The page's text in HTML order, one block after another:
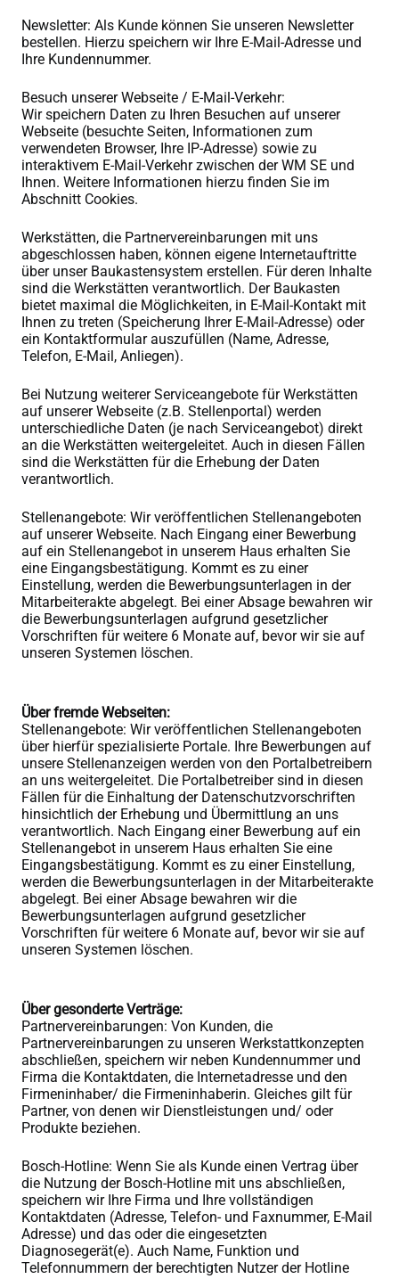
Newsletter: Als Kunde können Sie unseren Newsletter
bestellen. Hierzu speichern wir Ihre E-Mail-Adresse und
Ihre Kundennummer.
Besuch unserer Webseite / E-Mail-Verkehr:
Wir speichern Daten zu Ihren Besuchen auf unserer
Webseite (besuchte Seiten, Informationen zum
verwendeten Browser, Ihre IP-Adresse) sowie zu
interaktivem E-Mail-Verkehr zwischen der WM SE und
Ihnen. Weitere Informationen hierzu finden Sie im
Abschnitt Cookies.
Werkstätten, die Partnervereinbarungen mit uns
abgeschlossen haben, können eigene Internetauftritte
über unser Baukastensystem erstellen. Für deren Inhalte
sind die Werkstätten verantwortlich. Der Baukasten
bietet maximal die Möglichkeiten, in E-Mail-Kontakt mit
Ihnen zu treten (Speicherung Ihrer E-Mail-Adresse) oder
ein Kontaktformular auszufüllen (Name, Adresse,
Telefon, E-Mail, Anliegen).
Bei Nutzung weiterer Serviceangebote für Werkstätten
auf unserer Webseite (z.B. Stellenportal) werden
unterschiedliche Daten (je nach Serviceangebot) direkt
an die Werkstätten weitergeleitet. Auch in diesen Fällen
sind die Werkstätten für die Erhebung der Daten
verantwortlich.
Stellenangebote: Wir veröffentlichen Stellenangeboten
auf unserer Webseite. Nach Eingang einer Bewerbung
auf ein Stellenangebot in unserem Haus erhalten Sie
eine Eingangsbestätigung. Kommt es zu einer
Einstellung, werden die Bewerbungsunterlagen in der
Mitarbeiterakte abgelegt. Bei einer Absage bewahren wir
die Bewerbungsunterlagen aufgrund gesetzlicher
Vorschriften für weitere 6 Monate auf, bevor wir sie auf
unseren Systemen löschen.
Über fremde Webseiten:
Stellenangebote: Wir veröffentlichen Stellenangeboten
über hierfür spezialisierte Portale. Ihre Bewerbungen auf
unsere Stellenanzeigen werden von den Portalbetreibern
an uns weitergeleitet. Die Portalbetreiber sind in diesen
Fällen für die Einhaltung der Datenschutzvorschriften
hinsichtlich der Erhebung und Übermittlung an uns
verantwortlich. Nach Eingang einer Bewerbung auf ein
Stellenangebot in unserem Haus erhalten Sie eine
Eingangsbestätigung. Kommt es zu einer Einstellung,
werden die Bewerbungsunterlagen in der Mitarbeiterakte
abgelegt. Bei einer Absage bewahren wir die
Bewerbungsunterlagen aufgrund gesetzlicher
Vorschriften für weitere 6 Monate auf, bevor wir sie auf
unseren Systemen löschen.
Über gesonderte Verträge:
Partnervereinbarungen: Von Kunden, die
Partnervereinbarungen zu unseren Werkstattkonzepten
abschließen, speichern wir neben Kundennummer und
Firma die Kontaktdaten, die Internetadresse und den
Firmeninhaber/ die Firmeninhaberin. Gleiches gilt für
Partner, von denen wir Dienstleistungen und/ oder
Produkte beziehen.
Bosch-Hotline: Wenn Sie als Kunde einen Vertrag über
die Nutzung der Bosch-Hotline mit uns abschließen,
speichern wir Ihre Firma und Ihre vollständigen
Kontaktdaten (Adresse, Telefon- und Faxnummer, E-Mail
Adresse) und das oder die eingesetzten
Diagnosegerät(e). Auch Name, Funktion und
Telefonnummern der berechtigten Nutzer der Hotline